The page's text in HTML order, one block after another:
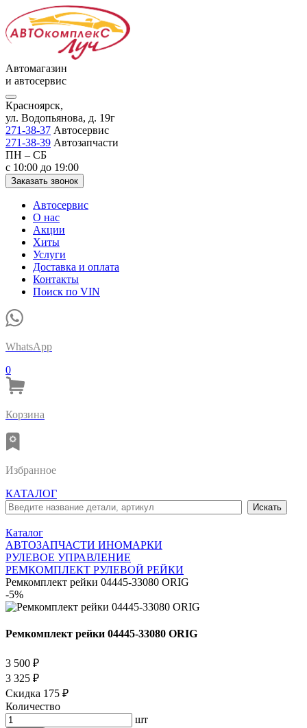
Автомагазин
и автосервис
Красноярск,
ул. Водопьянова, д. 19г
271-38-37 Автосервис
271-38-39 Автозапчасти
ПН – СБ
с 10:00 до 19:00
Заказать звонок
Автосервис
О нас
Акции
Хиты
Услуги
Доставка и оплата
Контакты
Поиск по VIN
WhatsApp
0
Корзина
Избранное
КАТАЛОГ
Каталог
АВТОЗАПЧАСТИ ИНОМАРКИ
РУЛЕВОЕ УПРАВЛЕНИЕ
РЕМКОМПЛЕКТ РУЛЕВОЙ РЕЙКИ
Ремкомплект рейки 04445-33080 ORIG
-5%
Ремкомплект рейки 04445-33080 ORIG
3 500 ₽
3 325 ₽
Скидка 175 ₽
Количество
шт